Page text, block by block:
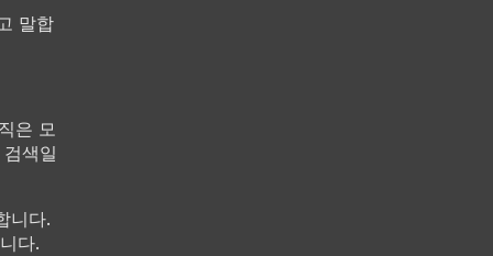
말합
은 모
색일
니다.
다.